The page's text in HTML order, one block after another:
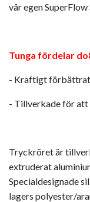
vår egen
Tunga fördelar
- Kraftigt
- Tillverkade för att
Tryckröret är
extruderat
Specialdesignade
lagers polyester/